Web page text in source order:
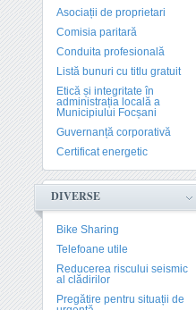
Asociații de proprietari
Comisia paritară
Conduita profesională
Listă bunuri cu titlu gratuit
Etică și integritate în
administrația locală a
Municipiului Focșani
Guvernanță corporativă
Certificat energetic
DIVERSE
Bike Sharing
Telefoane utile
Reducerea riscului seismic
al clădirilor
Pregătire pentru situații de